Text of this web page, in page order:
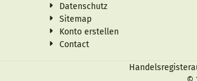
Datenschutz
Sitemap
Konto erstellen
Contact